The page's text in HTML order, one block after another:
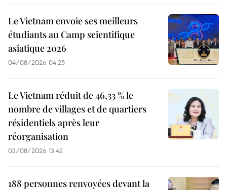
Le Vietnam envoie ses meilleurs
étudiants au Camp scientifique
asiatique 2026
04/08/2026 04:25
Le Vietnam réduit de 46,33 % le
nombre de villages et de quartiers
résidentiels après leur
réorganisation
03/08/2026 13:42
188 personnes renvoyées devant la